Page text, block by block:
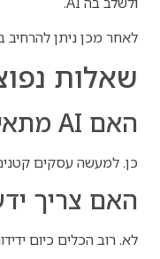
לאחר מכן ניתן להרחיב
שאלות
האם AI מתאים לעסקים קטנים?
כן. למעשה עסקים קטנים
האם צריך
לא. רוב הכלים כיום